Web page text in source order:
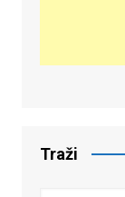
Traži